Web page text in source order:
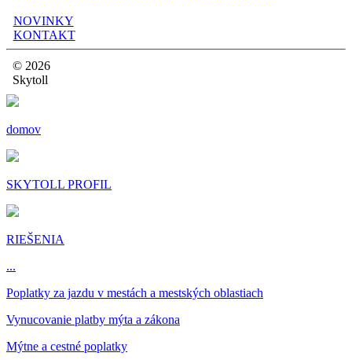
NOVINKY
KONTAKT
© 2026
Skytoll
domov
SKYTOLL PROFIL
RIEŠENIA
...
Poplatky za jazdu v mestách a mestských oblastiach
Vynucovanie platby mýta a zákona
Mýtne a cestné poplatky